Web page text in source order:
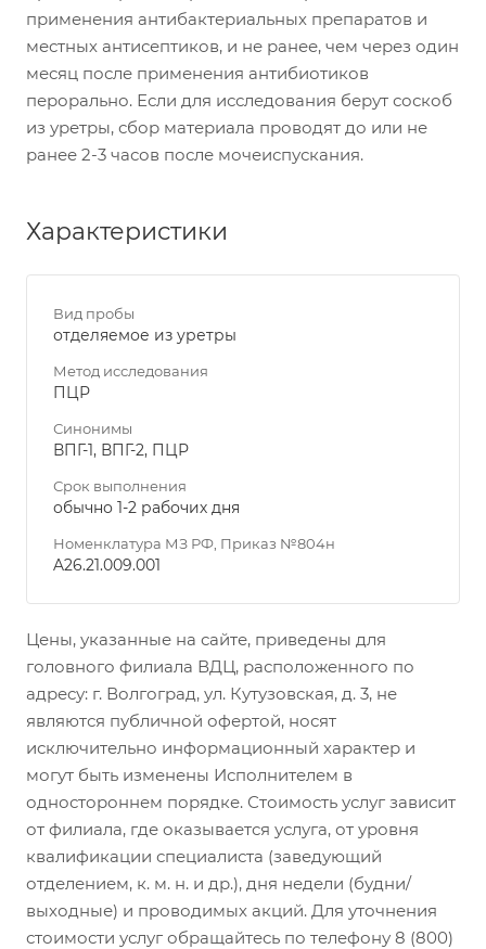
применения антибактериальных препаратов и
местных антисептиков, и не ранее, чем через один
месяц после применения антибиотиков
перорально. Если для исследования берут соскоб
из уретры, сбор материала проводят до или не
ранее 2-3 часов после мочеиспускания.
Характеристики
Вид пробы
отделяемое из уретры
Метод исследования
ПЦР
Синонимы
ВПГ-1, ВПГ-2, ПЦР
Срок выполнения
обычно 1-2 рабочих дня
Номенклатура МЗ РФ, Приказ №804н
A26.21.009.001
Цены, указанные на сайте, приведены для
головного филиала ВДЦ, расположенного по
адресу: г. Волгоград, ул. Кутузовская, д. 3, не
являются публичной офертой, носят
исключительно информационный характер и
могут быть изменены Исполнителем в
одностороннем порядке. Стоимость услуг зависит
от филиала, где оказывается услуга, от уровня
квалификации специалиста (заведующий
отделением, к. м. н. и др.), дня недели (будни/
выходные) и проводимых акций. Для уточнения
стоимости услуг обращайтесь по телефону 8 (800)